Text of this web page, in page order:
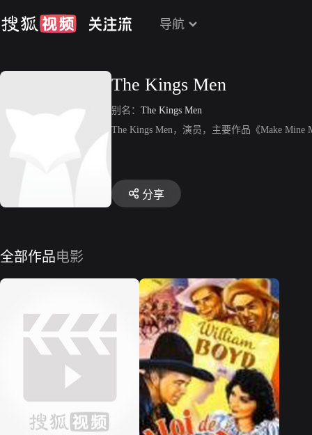
导航
The Kings Men
别名： The Kings Men
The Kings Men，演员，主要作品《Make Mine
分享
全部作品电影